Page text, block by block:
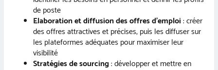
de poste
Elaboration et diffusion des offres d’emploi: créer
des offres attractives et précises, puis les diffuser sur
les plateformes adéquates pour maximiser leur
visibilité
Stratégies de sourcing: développer et mettre en